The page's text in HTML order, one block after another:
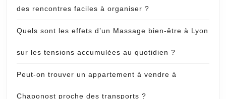
des rencontres faciles à organiser ?
Quels sont les effets d’un Massage bien-être à Lyon
sur les tensions accumulées au quotidien ?
Peut-on trouver un appartement à vendre à
Chaponost proche des transports ?